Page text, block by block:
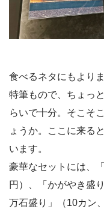
食べるネタにもより
特筆もので、ちょっ
らいで十分。そこそ
ょうか。ここに来る
います。
豪華なセットには、
円）、「かがやき盛
万石盛り」（10カン